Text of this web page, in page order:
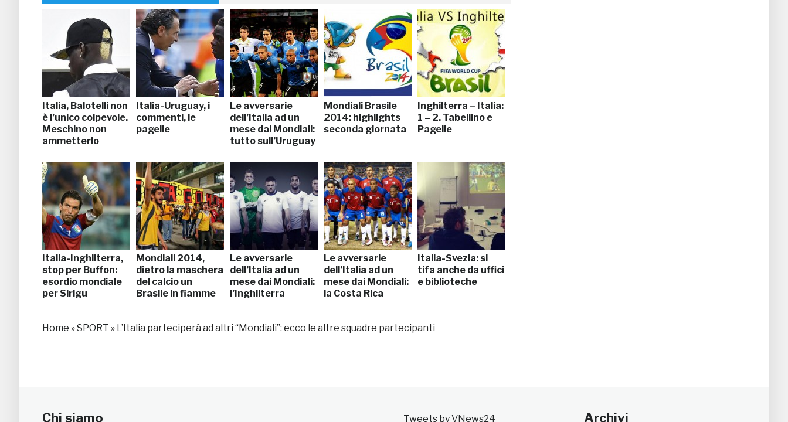
Italia, Balotelli non
è l’unico colpevole.
Meschino non
ammetterlo
Italia-Uruguay, i
commenti, le
pagelle
Le avversarie
dell’Italia ad un
mese dai Mondiali:
tutto sull’Uruguay
Mondiali Brasile
2014: highlights
seconda giornata
Inghilterra – Italia:
1 – 2. Tabellino e
Pagelle
Italia-Inghilterra,
stop per Buffon:
esordio mondiale
per Sirigu
Mondiali 2014,
dietro la maschera
del calcio un
Brasile in fiamme
Le avversarie
dell’Italia ad un
mese dai Mondiali:
l’Inghilterra
Le avversarie
dell’Italia ad un
mese dai Mondiali:
la Costa Rica
Italia-Svezia: si
tifa anche da uffici
e biblioteche
Home »SPORT » L’Italia parteciperà ad altri “Mondiali”: ecco le altre squadre partecipanti
Chi siamo Tweets by VNews24 Archivi